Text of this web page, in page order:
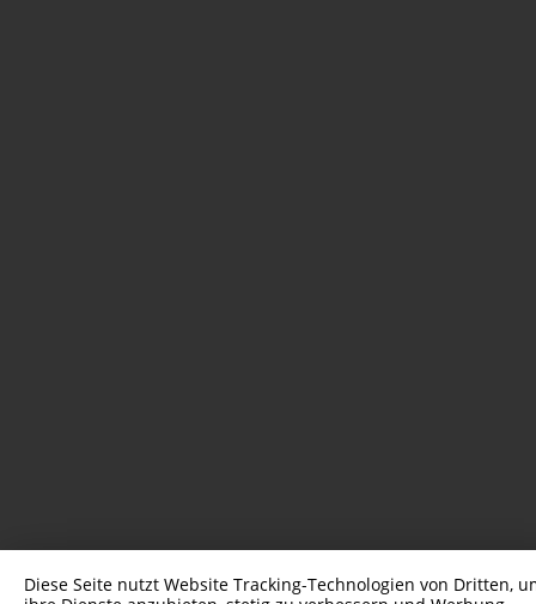
Diese Seite nutzt Website Tracking-Technologien von Dritten,